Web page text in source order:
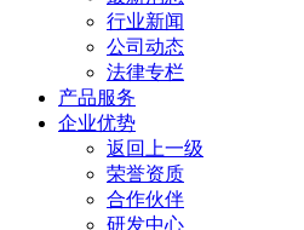
行业新闻
公司动态
法律专栏
产品服务
企业优势
返回上一级
荣誉资质
合作伙伴
研发中心